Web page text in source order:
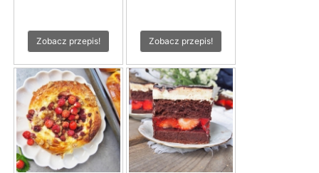
Zobacz przepis! Zobacz przepis!